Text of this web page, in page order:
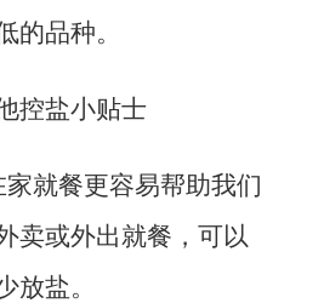
的品种。
控盐小贴士
家就餐更容易帮助我们
卖或外出就餐，可以
放盐。